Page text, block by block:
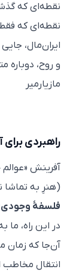
نقطه‌ای که
نقطه‌ای که فقط با
ایران‌مال، جایی
و روح، دوباره
مازیارمیر
راهبردی برای
آفرینش «عوالم
(هنرِ به تماشا
فلسفهٔ وجودی:
در این راه، ما
آن‌جا که زمان
انتقال مخاطب از